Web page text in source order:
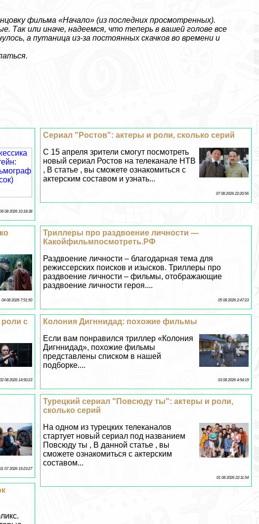
фильма «Начало» (из последних просмотренных).
Так или иначе, надеемся, что теперь в вашей голове все
а пyтaница из-за постоянных скачков во времени и
Сериал "Ростов": актеры и роли, сколько серий
C 15 апреля зрители смогут посмотреть
новый сериал Ростов на телеканале НТВ
, В статье , вы сможете ознакомиться с
актерским составом и узнать...
07 08 2026 22:20:56
06 08 2026 10:18:38
Триллеры про раздвоение личности —
Какойфильмпосмотреть.РФ
Раздвоение личности – благодарная тема для
режиссерских поисков и изысков. Триллеры про
раздвоение личности – фильмы, отображающие
раздвоение личности героя....
05 08 2026 2:47:23
04 08 2026 7:51:50
Колония Дигннидад: похожие фильмы
Если вам понравился триллер «Колония
Дигннидад», похожие фильмы
представлены списком в нашей
подборке....
03 08 2026 4:54:19
с
02 08 2026 14:50:23
Турецкий сериал "Повсюду ты": актеры и роли,
сколько серий
На одном из турецких телеканалов
стартует новый сериал под названием
Повсюду ты , В данной статье , вы
сможете ознакомиться с актерским
составом...
01 08 2026 22:11:54
31 07 2026 19:23:27